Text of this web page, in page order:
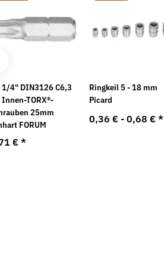
1/4" DIN3126 C6,3
TORX®-
25mm
FORUM
€*
Ringkeil 5 - 18 mm
Picard
0,36 € -0,68 €*
*
verzinkt